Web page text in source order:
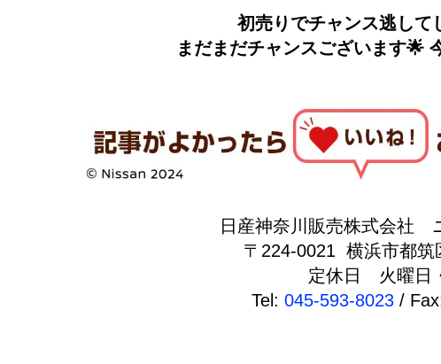
初売りでチャンス逃して
まだまだチャンスございます🌟
日産神奈川販売株式会社
〒224-0021 横浜市都筑
定休日 火曜日
Tel: 045-593-8023/